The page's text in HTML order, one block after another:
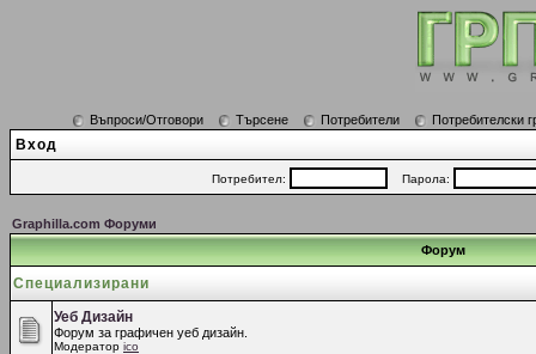
Въпроси/Отговори Търсене Потребители Потребителски
Вход
Потребител: Парола:
Graphilla.com Форуми
Форум
Специализирани
Уеб Дизайн
Форум за графичен уеб дизайн.
Модератор ico